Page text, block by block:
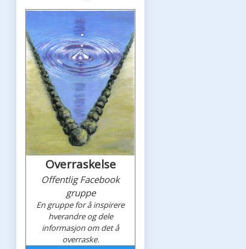
Overraskelse
Offentlig Facebook
gruppe
En gruppe for å inspirere
hverandre og dele
informasjon om det å
overraske.